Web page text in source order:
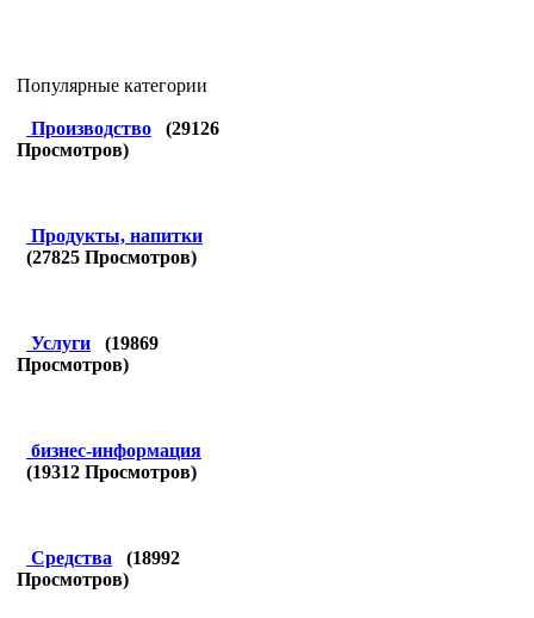
Популярные категории
Производство (29126
Просмотров)
Продукты, напитки
(27825 Просмотров)
Услуги (19869
Просмотров)
бизнес-информация
(19312 Просмотров)
Средства (18992
Просмотров)